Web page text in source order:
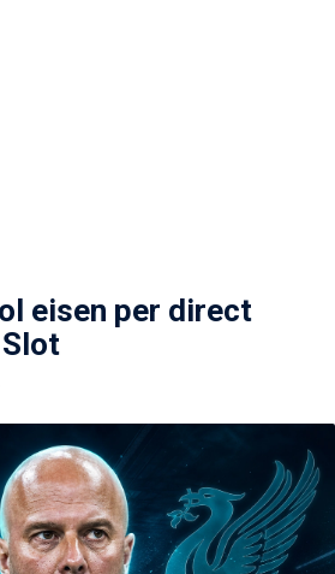
eisen per direct